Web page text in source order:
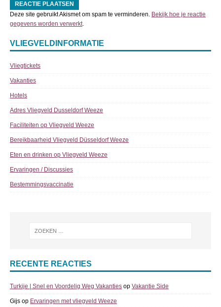
Deze site gebruikt Akismet om spam te verminderen. Bekijk hoe je reactie
gegevens worden verwerkt.
VLIEGVELDINFORMATIE
Vliegtickets
Vakanties
Hotels
Adres Vliegveld Dusseldorf Weeze
Faciliteiten op Vliegveld Weeze
Bereikbaarheid Vliegveld Düsseldorf Weeze
Eten en drinken op Vliegveld Weeze
Ervaringen / Discussies
Bestemmingsvaccinatie
RECENTE REACTIES
Turkije | Snel en Voordelig Weg Vakanties op Vakantie Side
Gijs op Ervaringen met vliegveld Weeze